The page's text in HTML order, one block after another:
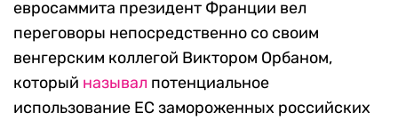
евросаммита президент Франции вел
переговоры непосредственно со своим
венгерским коллегой Виктором Орбаном,
который называл потенциальное
использование ЕС замороженных российских